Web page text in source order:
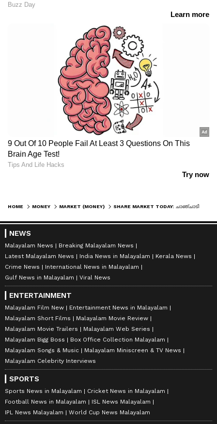
HOME MONEY MARKET (MONEY)
NEWS
Malayalam News
Breaking Malayalam News
Latest Malayalam News
India News in Malayalam
Kerala News
Crime News
International News in Malayalam
Gulf News in Malayalam
Viral News
ENTERTAINMENT
Malayalam Film New
Entertainment News in Malayalam
Malayalam Short Films
Malayalam Movie Review
Malayalam Movie Trailers
Malayalam Web Series
Malayalam Bigg Boss
Box Office Collection Malayalam
Malayalam Songs & Music
Malayalam Miniscreen & TV News
Malayalam Celebrity Interviews
SPORTS
Sports News in Malayalam
Cricket News in Malayalam
Football News in Malayalam
ISL News Malayalam
IPL News Malayalam
World Cup News Malayalam